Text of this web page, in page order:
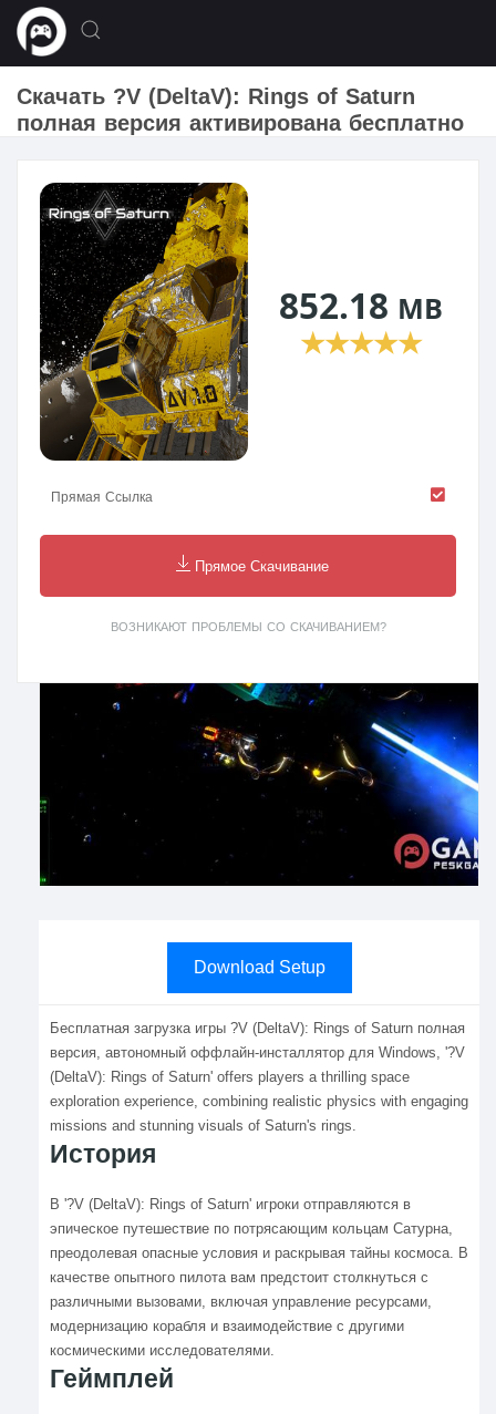
Скачать ?V (DeltaV): Rings of Saturn
полная версия активирована бесплатно
Download Setup
Бесплатная загрузка игры ?V (DeltaV): Rings of Saturn полная
версия, автономный оффлайн-инсталлятор для Windows, '?V
(DeltaV): Rings of Saturn' offers players a thrilling space
exploration experience, combining realistic physics with engaging
missions and stunning visuals of Saturn's rings.
История
В '?V (DeltaV): Rings of Saturn' игроки отправляются в
эпическое путешествие по потрясающим кольцам Сатурна,
преодолевая опасные условия и раскрывая тайны космоса. В
качестве опытного пилота вам предстоит столкнуться с
различными вызовами, включая управление ресурсами,
модернизацию корабля и взаимодействие с другими
космическими исследователями.
Геймплей
852.18 MB
★★★★★
Прямая Ссылка
Прямое Скачивание
ВОЗНИКАЮТ ПРОБЛЕМЫ СО СКАЧИВАНИЕМ?